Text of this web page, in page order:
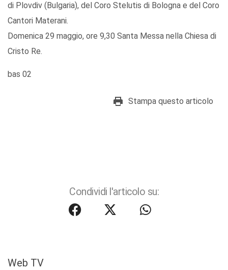
di Plovdiv (Bulgaria), del Coro Stelutis di Bologna e del Coro
Cantori Materani.
Domenica 29 maggio, ore 9,30 Santa Messa nella Chiesa di
Cristo Re.
bas 02
Stampa questo articolo
Condividi l'articolo su:
Web TV